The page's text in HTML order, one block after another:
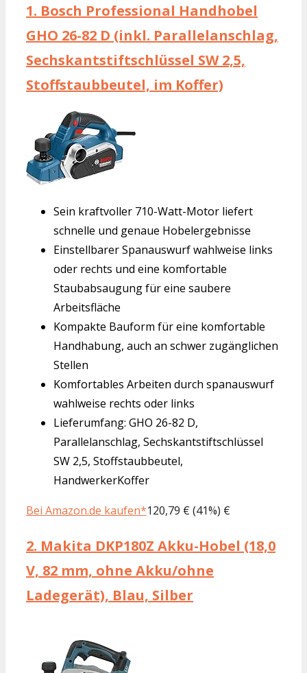
1. Bosch Professional Handhobel
GHO 26-82 D (inkl. Parallelanschlag,
Sechskantstiftschlüssel SW 2,5,
Stoffstaubbeutel, im Koffer)
Sein kraftvoller 710-Watt-Motor liefert
schnelle und genaue Hobelergebnisse
Einstellbarer Spanauswurf wahlweise links
oder rechts und eine komfortable
Staubabsaugung für eine saubere
Arbeitsfläche
Kompakte Bauform für eine komfortable
Handhabung, auch an schwer zugänglichen
Stellen
Komfortables Arbeiten durch spanauswurf
wahlweise rechts oder links
Lieferumfang: GHO 26-82 D,
Parallelanschlag, Sechskantstiftschlüssel
SW 2,5, Stoffstaubbeutel,
HandwerkerKoffer
Bei Amazon.de kaufen*120,79 € (41%) €
2. Makita DKP180Z Akku-Hobel (18,0
V, 82 mm, ohne Akku/ohne
Ladegerät), Blau, Silber